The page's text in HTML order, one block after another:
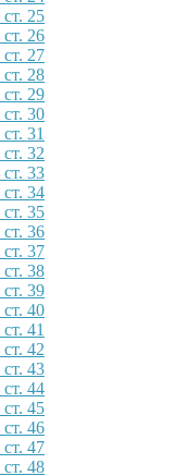
25
26
27
28
29
30
31
32
33
34
35
36
37
38
39
40
41
42
43
44
45
46
47
48